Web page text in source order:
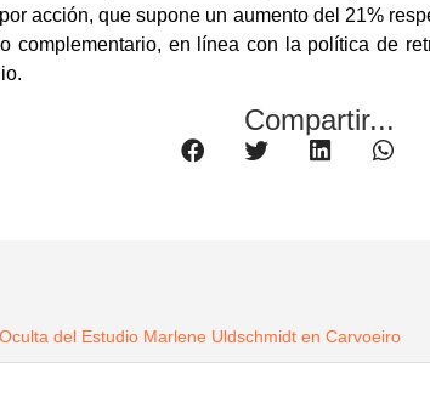
acción, que supone un aumento del 21%
complementario, en línea con la política de
Compartir...
del Estudio Marlene Uldschmidt en Carvoeiro